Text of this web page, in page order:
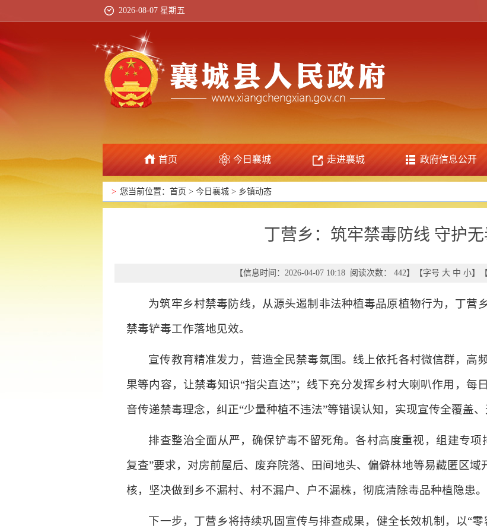
2026-08-07 星期五
首页 今日襄城 走进襄城 政府信息公开
> 您当前位置： 首页 > 今日襄城 > 乡镇动态
丁营乡：筑牢禁毒防线 守护无
【信息时间：2026-04-07 10:18 阅读次数： 442】【字号 大 中 小】【
为筑牢乡村禁毒防线，从源头遏制非法种植毒品原植物行为，丁营
禁毒铲毒工作落地见效。
宣传教育精准发力，营造全民禁毒氛围。线上依托各村微信群，高
果等内容，让禁毒知识“指尖直达”；线下充分发挥乡村大喇叭作用，每
音传递禁毒理念，纠正“少量种植不违法”等错误认知，实现宣传全覆盖、
排查整治全面从严，确保铲毒不留死角。各村高度重视，组建专
复查”要求，对房前屋后、废弃院落、田间地头、偏僻林地等易藏匿区域
核，坚决做到乡不漏村、村不漏户、户不漏株，彻底清除毒品种植隐患。
下一步，丁营乡将持续巩固宣传与排查成果，健全长效机制，以“